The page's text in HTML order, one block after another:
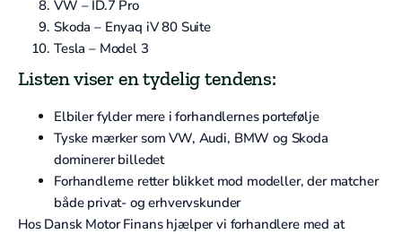
VW – ID.7 Pro
Skoda – Enyaq iV 80 Suite
Tesla – Model 3
Listen viser en tydelig tendens:
Elbiler fylder mere i forhandlernes portefølje
Tyske mærker som VW, Audi, BMW og Skoda
dominerer billedet
Forhandlerne retter blikket mod modeller, der matcher
både privat- og erhvervskunder
Hos Dansk Motor Finans hjælper vi forhandlere med at